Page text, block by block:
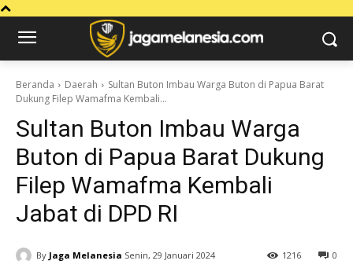
Beranda Daerah
Sultan Buton Imbau Warga Buton di Papua Barat
Dukung Filep Wamafma Kembali...
Sultan Buton Imbau Warga
Buton di Papua Barat Dukung
Filep Wamafma Kembali
Jabat di DPD RI
By Jaga Melanesia Senin, 29 Januari 2024 0
1216